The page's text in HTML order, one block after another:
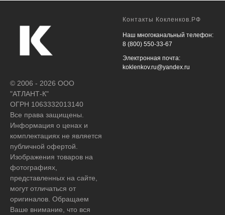
© 2006 - 2026 ООО
"АТЛАНТ-К"
ОГРН 1063332013140
Все права защищены.
Информация о ценах и
комплектациях не является
публичной офертой.
Изображения товаров на
фотографиях,
представленных на сайте,
могут отличаться от
оригиналов. Обращаем
Ваше внимание, что вся
Контакты Кокленков.РФ
Наш многоканальный телефон:
8 (800) 550-33-67
Электронная почта:
koklenkov.ru@yandex.ru